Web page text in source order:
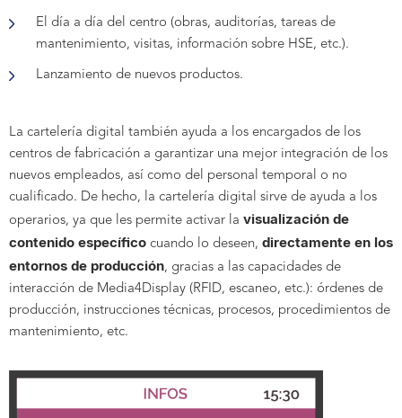
El día a día del centro (obras, auditorías, tareas de
mantenimiento, visitas, información sobre HSE, etc.).
Lanzamiento de nuevos productos.
La cartelería digital también ayuda a los encargados de los
centros de fabricación a garantizar una mejor integración de los
nuevos empleados, así como del personal temporal o no
cualificado. De hecho, la cartelería digital sirve de ayuda a los
operarios, ya que les permite activar la visualización de
contenido específico cuando lo deseen, directamente en los
entornos de producción, gracias a las capacidades de
interacción de Media4Display (RFID, escaneo, etc.): órdenes de
producción, instrucciones técnicas, procesos, procedimientos de
mantenimiento, etc.